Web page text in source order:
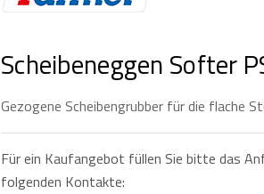
Scheibeneggen Softer
Gezogene Scheibengrubber für die flache
Für ein Kaufangebot füllen Sie bitte das
folgenden Kontakte: